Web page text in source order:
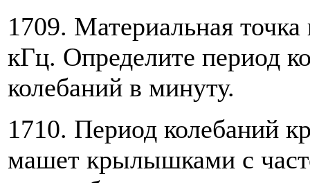
1709. Материальная точка
кГц. Определите период
колебаний в минуту.
1710. Период колебаний
машет крылышками с